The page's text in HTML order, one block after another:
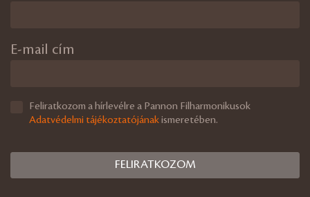
E-mail cím
Feliratkozom a hírlevélre a Pannon Filharmonikusok
Adatvédelmi tájékoztatójánakismeretében.